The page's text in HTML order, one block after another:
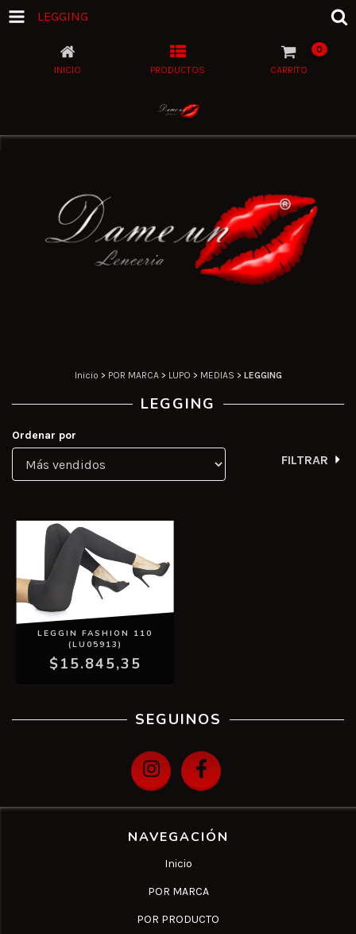
LEGGING
INICIO PRODUCTOS CARRITO
0
Inicio > POR MARCA > LUPO > MEDIAS > LEGGING
LEGGING
Ordenar por
FILTRAR
LEGGIN FASHION 110
(LU05913)
$15.845,35
SEGUINOS
NAVEGACIÓN
Inicio
POR MARCA
POR PRODUCTO